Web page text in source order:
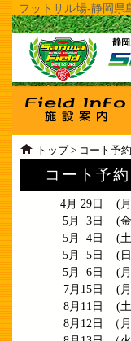
フットサル場-静岡
トップ > コート予約
コート予約
4月 29日 (
5月 3日
(
5月 4日
(
5月 5日
(
5月 6日
(
7月15日
(
8月11日
(
8月12日
（